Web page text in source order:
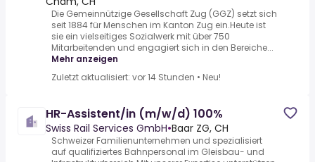
Die Gemeinnützige Gesellschaft Zug (GGZ) setzt sich
seit 1884 für Menschen im Kanton Zug ein.Heute ist
sie ein vielseitiges Sozialwerk mit über 750
Mitarbeitenden und engagiert sich in den Bereiche...
Mehr anzeigen
Zuletzt aktualisiert: vor 14 Stunden • Neu!
HR-Assistent/in (m/w/d) 100%
Swiss Rail Services GmbH•Baar ZG, CH
Schweizer Familienunternehmen und spezialisiert
auf qualifiziertes Bahnpersonal im Gleisbau- und